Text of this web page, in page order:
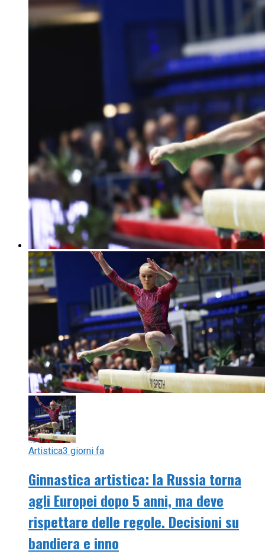
Artistica3 giorni fa
Ginnastica artistica: la Russia torna
agli Europei dopo 5 anni, ma deve
rispettare delle regole. Decisioni su
bandiera e inno